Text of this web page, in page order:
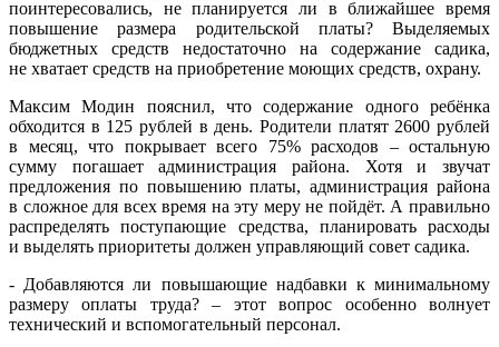
поинтересовались, не планируется ли в ближайшее время
повышение размера родительской платы? Выделяемых
бюджетных средств недостаточно на содержание садика,
не хватает средств на приобретение моющих средств, охрану.
Максим Модин пояснил, что содержание одного ребёнка
обходится в 125 рублей в день. Родители платят 2600 рублей
в месяц, что покрывает всего 75% расходов – остальную
сумму погашает администрация района. Хотя и звучат
предложения по повышению платы, администрация района
в сложное для всех время на эту меру не пойдёт. А правильно
распределять поступающие средства, планировать расходы
и выделять приоритеты должен управляющий совет садика.
- Добавляются ли повышающие надбавки к минимальному
размеру оплаты труда? – этот вопрос особенно волнует
технический и вспомогательный персонал.